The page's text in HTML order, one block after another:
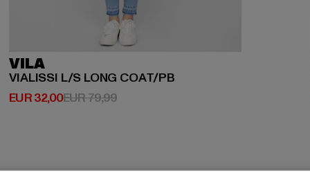
VILA
VIALISSI L/S LONG COAT/PB
EUR 32,00
Derzeitiger Preis: EUR 32,00
EUR 79,99Aktionspreis: EUR 79,99